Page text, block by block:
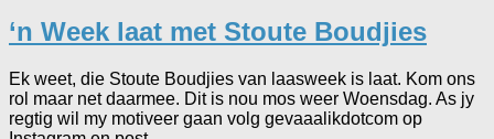
‘n Week laat met Stoute Boudjies
Ek weet, die Stoute Boudjies van laasweek is laat. Kom ons
rol maar net daarmee. Dit is nou mos weer Woensdag. As jy
regtig wil my motiveer gaan volg gevaaalikdotcom op